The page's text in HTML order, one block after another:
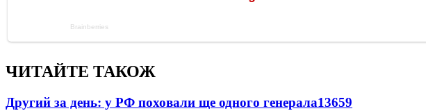
ЧИТАЙТЕ ТАКОЖ
Другий за день: у РФ поховали ще одного генерала13659